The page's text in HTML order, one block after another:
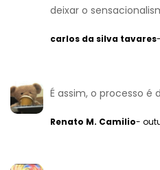
deixar o
carlos da silva tavares
É assim, o processo é
Renato M. Camilio-